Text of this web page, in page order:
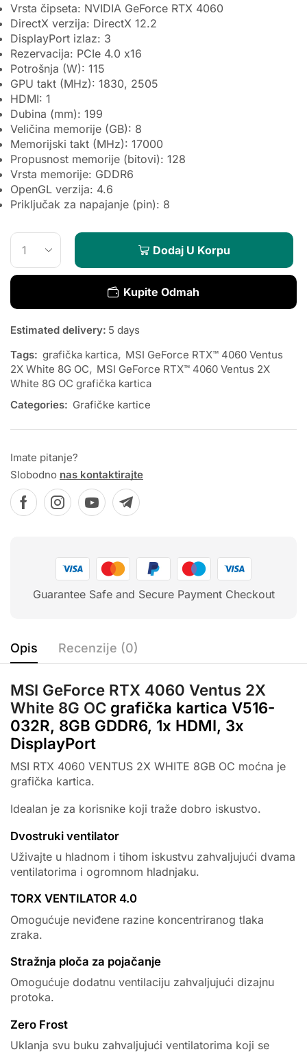
Vrsta čipseta: NVIDIA GeForce RTX 4060
DirectX verzija: DirectX 12.2
DisplayPort izlaz: 3
Rezervacija: PCIe 4.0 x16
Potrošnja (W): 115
GPU takt (MHz): 1830, 2505
HDMI: 1
Dubina (mm): 199
Veličina memorije (GB): 8
Memorijski takt (MHz): 17000
Propusnost memorije (bitovi): 128
Vrsta memorije: GDDR6
OpenGL verzija: 4.6
Priključak za napajanje (pin): 8
Dodaj U Korpu
Kupite Odmah
Estimated delivery: 5 days
Tags: grafička kartica, MSI GeForce RTX™ 4060 Ventus
2X White 8G OC, MSI GeForce RTX™ 4060 Ventus 2X
White 8G OC grafička kartica
Categories: Grafičke kartice
Imate pitanje?
Slobodno nas kontaktirajte
Guarantee Safe and Secure Payment Checkout
Opis Recenzije (0)
MSI GeForce RTX 4060 Ventus 2X
White 8G OC grafička kartica V516-
032R, 8GB GDDR6, 1x HDMI, 3x
DisplayPort
MSI RTX 4060 VENTUS 2X WHITE 8GB OC moćna je
grafička kartica.
Idealan je za korisnike koji traže dobro iskustvo.
Dvostruki ventilator
Uživajte u hladnom i tihom iskustvu zahvaljujući dvama
ventilatorima i ogromnom hladnjaku.
TORX VENTILATOR 4.0
Omogućuje neviđene razine koncentriranog tlaka
zraka.
Stražnja ploča za pojačanje
Omogućuje dodatnu ventilaciju zahvaljujući dizajnu
protoka.
Zero Frost
Uklanja svu buku zahvaljujući ventilatorima koji se